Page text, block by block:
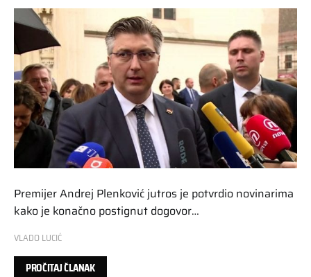
Premijer Andrej Plenković jutros je potvrdio novinarima
kako je konačno postignut dogovor…
VLADO LUCIĆ
PROČITAJ ČLANAK